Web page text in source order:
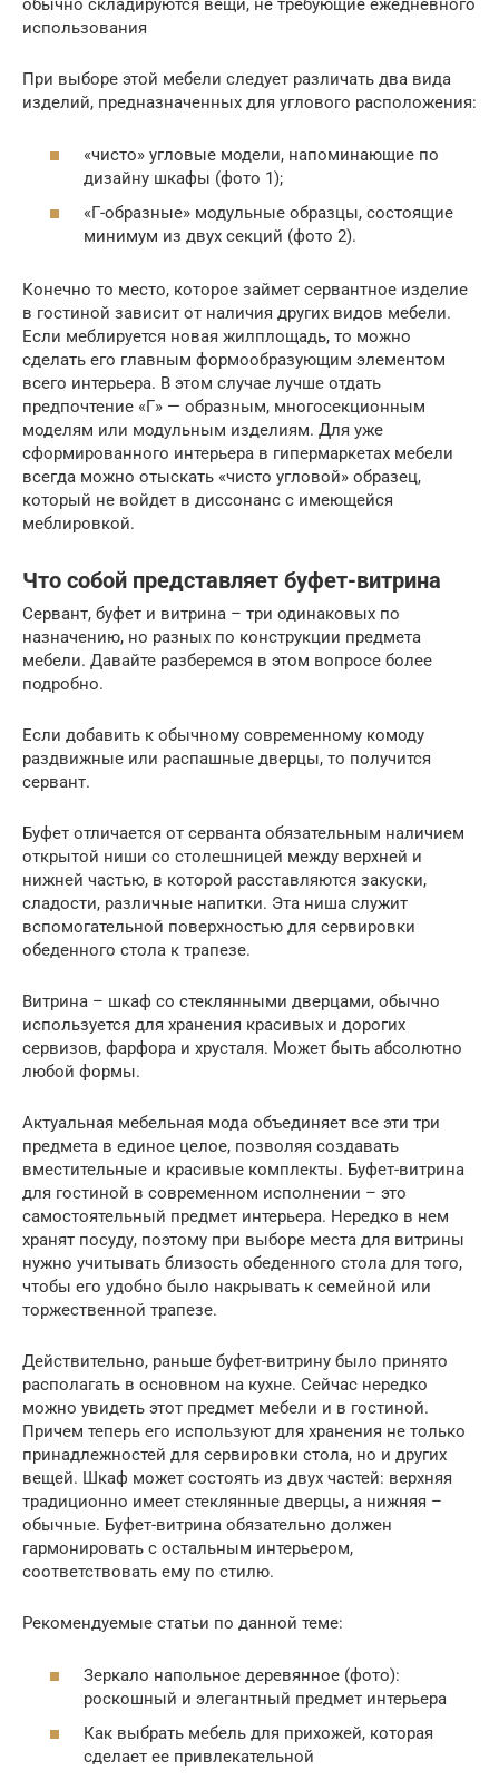
обычно складируются вещи, не требующие ежедневного
использования
При выборе этой мебели следует различать два вида
изделий, предназначенных для углового расположения:
«чисто» угловые модели, напоминающие по
дизайну шкафы (фото 1);
«Г-образные» модульные образцы, состоящие
минимум из двух секций (фото 2).
Конечно то место, которое займет сервантное изделие
в гостиной зависит от наличия других видов мебели.
Если меблируется новая жилплощадь, то можно
сделать его главным формообразующим элементом
всего интерьера. В этом случае лучше отдать
предпочтение «Г» — образным, многосекционным
моделям или модульным изделиям. Для уже
сформированного интерьера в гипермаркетах мебели
всегда можно отыскать «чисто угловой» образец,
который не войдет в диссонанс с имеющейся
меблировкой.
Что собой представляет буфет-витрина
Сервант, буфет и витрина – три одинаковых по
назначению, но разных по конструкции предмета
мебели. Давайте разберемся в этом вопросе более
подробно.
Если добавить к обычному современному комоду
раздвижные или распашные дверцы, то получится
сервант.
Буфет отличается от серванта обязательным наличием
открытой ниши со столешницей между верхней и
нижней частью, в которой расставляются закуски,
сладости, различные напитки. Эта ниша служит
вспомогательной поверхностью для сервировки
обеденного стола к трапезе.
Витрина – шкаф со стеклянными дверцами, обычно
используется для хранения красивых и дорогих
сервизов, фарфора и хрусталя. Может быть абсолютно
любой формы.
Актуальная мебельная мода объединяет все эти три
предмета в единое целое, позволяя создавать
вместительные и красивые комплекты. Буфет-витрина
для гостиной в современном исполнении – это
самостоятельный предмет интерьера. Нередко в нем
хранят посуду, поэтому при выборе места для витрины
нужно учитывать близость обеденного стола для того,
чтобы его удобно было накрывать к семейной или
торжественной трапезе.
Действительно, раньше буфет-витрину было принято
располагать в основном на кухне. Сейчас нередко
можно увидеть этот предмет мебели и в гостиной.
Причем теперь его используют для хранения не только
принадлежностей для сервировки стола, но и других
вещей. Шкаф может состоять из двух частей: верхняя
традиционно имеет стеклянные дверцы, а нижняя –
обычные. Буфет-витрина обязательно должен
гармонировать с остальным интерьером,
соответствовать ему по стилю.
Рекомендуемые статьи по данной теме:
Зеркало напольное деревянное (фото):
роскошный и элегантный предмет интерьера
Как выбрать мебель для прихожей, которая
сделает ее привлекательной